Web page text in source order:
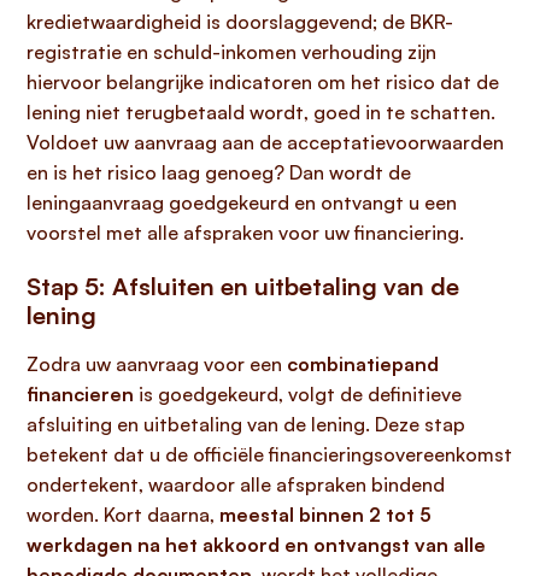
kredietwaardigheid is doorslaggevend; de BKR-
registratie en schuld-inkomen verhouding zijn
hiervoor belangrijke indicatoren om het risico dat de
lening niet terugbetaald wordt, goed in te schatten.
Voldoet uw aanvraag aan de acceptatievoorwaarden
en is het risico laag genoeg? Dan wordt de
leningaanvraag goedgekeurd en ontvangt u een
voorstel met alle afspraken voor uw financiering.
Stap 5: Afsluiten en uitbetaling van de
lening
Zodra uw aanvraag voor een combinatiepand
financieren is goedgekeurd, volgt de definitieve
afsluiting en uitbetaling van de lening. Deze stap
betekent dat u de officiële financieringsovereenkomst
ondertekent, waardoor alle afspraken bindend
worden. Kort daarna, meestal binnen 2 tot 5
werkdagen na het akkoord en ontvangst van alle